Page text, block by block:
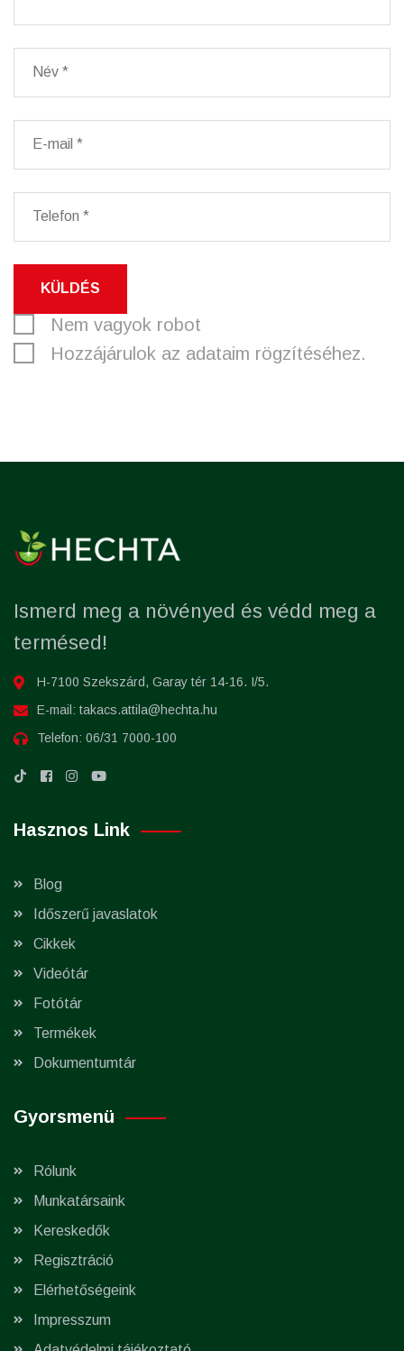
KÜLDÉS
Nem vagyok robot
Hozzájárulok az adataim rögzítéséhez.
Ismerd meg a növényed és védd meg a
termésed!
H-7100 Szekszárd, Garay tér 14-16. I/5.
E-mail: takacs.attila@hechta.hu
Telefon: 06/31 7000-100
Hasznos Link
Blog
Időszerű javaslatok
Cikkek
Videótár
Fotótár
Termékek
Dokumentumtár
Gyorsmenü
Rólunk
Munkatársaink
Kereskedők
Regisztráció
Elérhetőségeink
Impresszum